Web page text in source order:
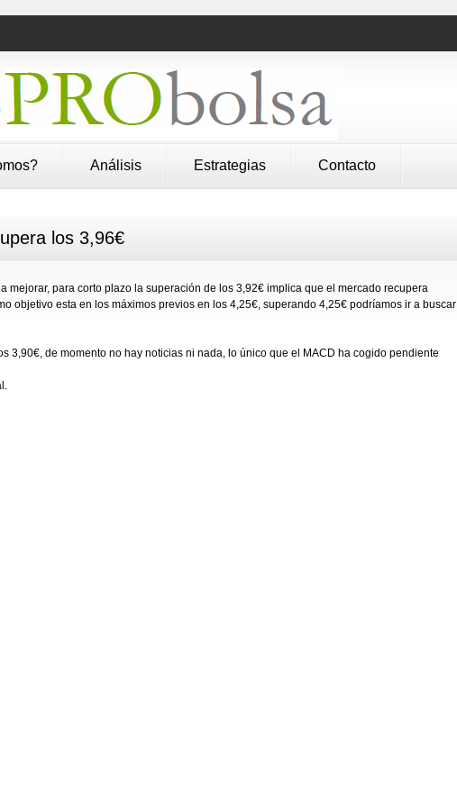
Análisis Estrategias Contacto
los 3,96€
mejorar, para corto plazo la superación de los 3,92€ implica que el mercado recupera
objetivo esta en los máximos previos en los 4,25€, superando 4,25€ podríamos ir a buscar
3,90€, de momento no hay noticias ni nada, lo único que el MACD ha cogido pendiente